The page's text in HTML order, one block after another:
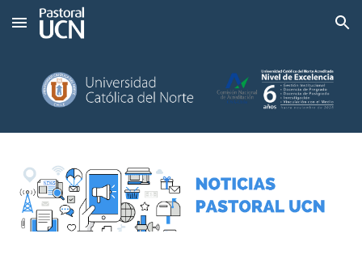
Skip to main content Skip to navigation